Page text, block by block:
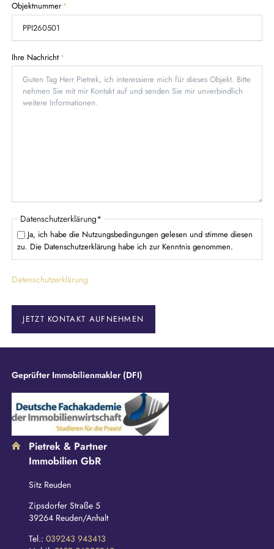
l
d
h
l
d
P
f
i
c
h
Objektnummer*
P
f
Ihre Nachricht*
P
f
l
h
f
e
Datenschutzerklärung*
Ja, ich habe die Nutzungsbedingungen gelesen und stimme diesen
zu. Die Datenschutzerklärung habe ich zur Kenntnis genommen.
Datenschutzerklärung
JETZT KONTAKT AUFNEHMEN
Geprüfter Immobilienmakler (DFI)
Pietrek & Partner
Immobilien GbR
Sitz Reuden
Zipsdorfer Straße 5
39264 Reuden/Anhalt
Tel.: 039243 943413